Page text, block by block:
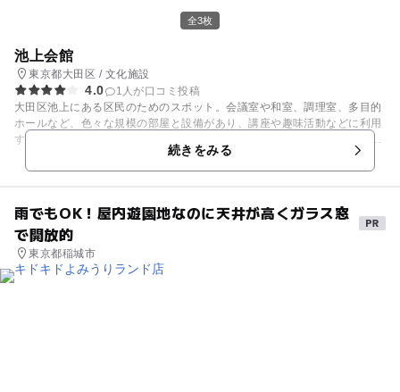
全3枚
池上会館
東京都大田区 / 文化施設
4.0
1人が口コミ投稿
大田区池上にある区民のためのスポット。会議室や和室、調理室、多目的
ホールなど、色々な規模の部屋と設備があり、講座や趣味活動などに利用
することができます。こちらの屋上は庭園となっており、お弁当などを持
って上がってのんびりピクニックを楽しむのもいいですね。 その上には展
望台もあり、大田区周辺の景色を一望できます。
続きをみる
雨でもOK！屋内遊園地なのに天井が高くガラス窓
で開放的
東京都稲城市